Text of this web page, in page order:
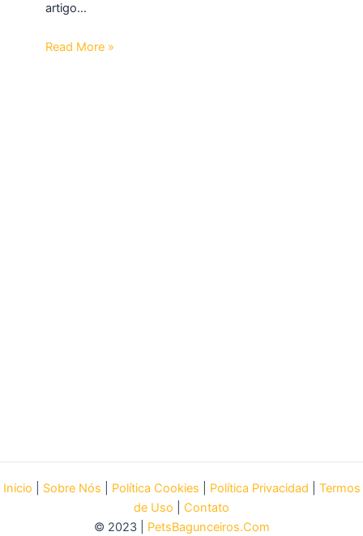
artigo…
Read More »
Inicio Sobre Nós Política Cookies Política Privacidad
Termos
de Uso
Contato
© 2023 | PetsBagunceiros.Com